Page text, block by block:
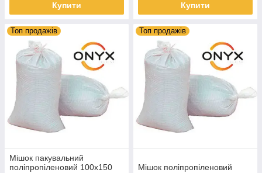
Купити Купити
Топ продажів
Мішок пакувальний
поліпропіленовий 100х150
Топ продажів
Мішок поліпропіленовий